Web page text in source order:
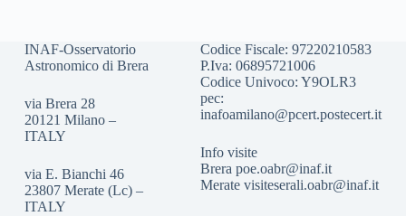
INAF-Osservatorio
Astronomico di Brera
via Brera 28
20121 Milano –
ITALY
via E. Bianchi 46
23807 Merate (Lc) –
ITALY
Codice Fiscale: 97220210583
P.Iva: 06895721006
Codice Univoco: Y9OLR3
pec:
inafoamilano@pcert.postecert.it
Info visite
Brerapoe.oabr@inaf.it
Meratevisiteserali.oabr@inaf.it